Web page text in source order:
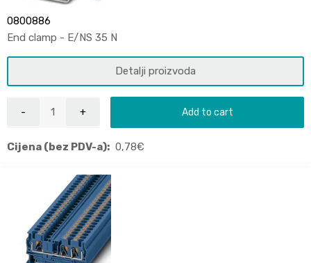
0800886
End clamp - E/NS 35 N
Detalji proizvoda
Add to cart
Cijena (bez PDV-a): 0,78€